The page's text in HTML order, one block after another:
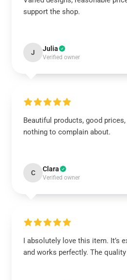
support the shop.
J Julia
Verified owner
Beautiful products, good
nothing to complain about.
C Clara
Verified owner
I absolutely love this item. It’s
and works perfectly. The